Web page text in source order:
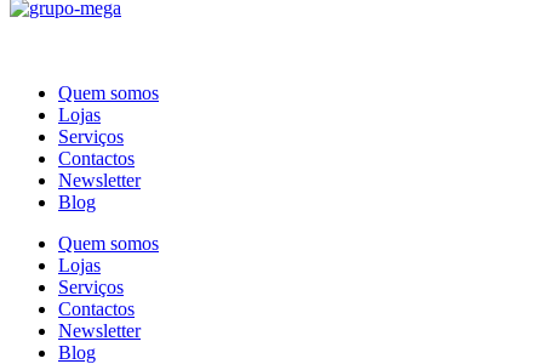
Quem somos
Lojas
Serviços
Contactos
Newsletter
Blog
Quem somos
Lojas
Serviços
Contactos
Newsletter
Blog